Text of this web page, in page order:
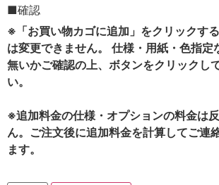
■確認
※「お買い物カゴに追加」をクリックす
は変更できません。 仕様・用紙・色指定
無いかご確認の上、ボタンをクリックし
い。
※追加料金の仕様・オプションの料金は
ん。ご注文後に追加料金を計算してご連
ます。